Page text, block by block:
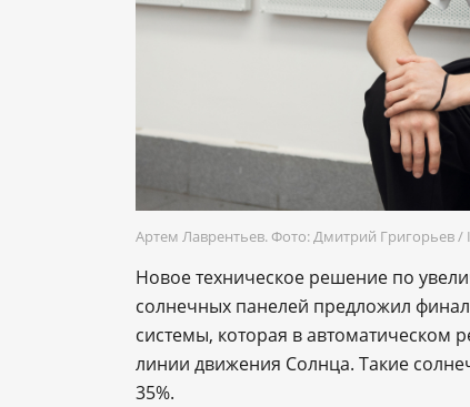
Артем Лаврентьев. Фото: Дмитрий Григорьев /
Новое техническое решение по
солнечных панелей предложил
системы, которая в автоматическом
линии движения Солнца. Такие
35%.